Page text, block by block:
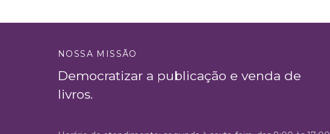
NOSSA MISSÃO
Democratizar a publicação e venda de
livros.